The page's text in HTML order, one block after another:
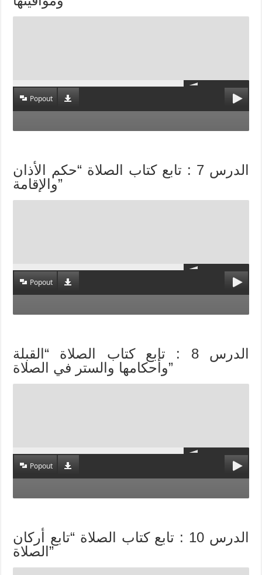
Popout
الدرس 7 : تابع كتاب الصلاة “حكم الأذان
والإقامة”
Popout
الدرس 8 : تابع كتاب الصلاة “القبلة
وأحكامها والستر في الصلاة”
Popout
الدرس 10 : تابع كتاب الصلاة “تابع أركان
الصلاة”